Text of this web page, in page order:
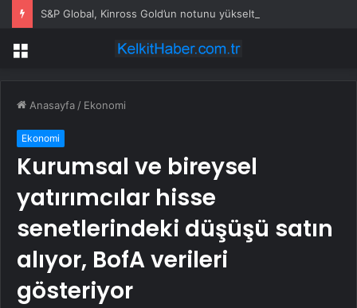
S&P Global, Kinross Gold’un notunu yükseltti
Menü
Anasayfa / Ekonomi
Ekonomi
Kurumsal ve bireysel
yatırımcılar hisse
senetlerindeki düşüşü satın
alıyor, BofA verileri
gösteriyor